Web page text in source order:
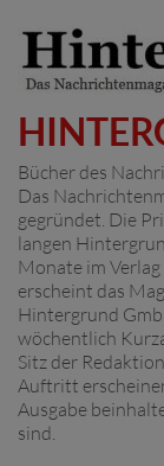
Bücher des
Das
gegründet. Die
langen
Monate im
erscheint das
Hintergrund
wöchentlich
Sitz der
Auftritt
Ausgabe
sind.